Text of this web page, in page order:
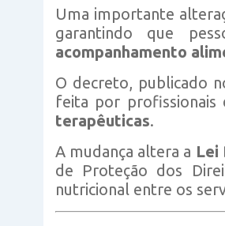
Uma importante
garantindo que
acompanhamento
O decreto, publicado
feita por profissionais
terapêuticas.
A mudança altera a Lei
de Proteção dos
nutricional entre os